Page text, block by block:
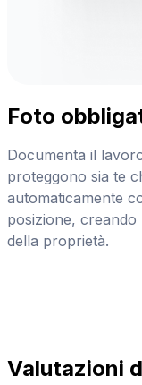
Foto
Documenta il
proteggono sia te
automaticamente
posizione,
della proprietà.
Valutazioni